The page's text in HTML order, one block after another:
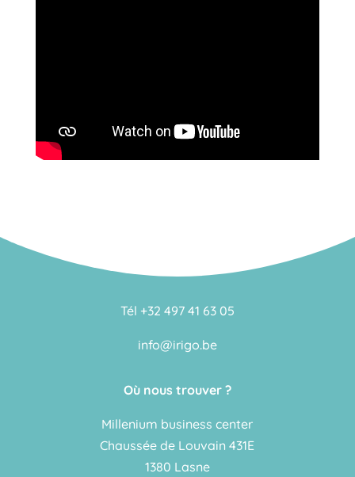
Tél +32 497 41 63 05
info@irigo.be
Où nous trouver ?
Millenium business center
Chaussée de Louvain 431E
1380 Lasne